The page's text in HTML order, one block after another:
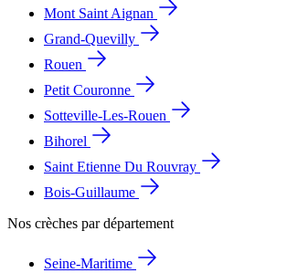
Mont Saint Aignan
Grand-Quevilly
Rouen
Petit Couronne
Sotteville-Les-Rouen
Bihorel
Saint Etienne Du Rouvray
Bois-Guillaume
Nos crèches par département
Seine-Maritime